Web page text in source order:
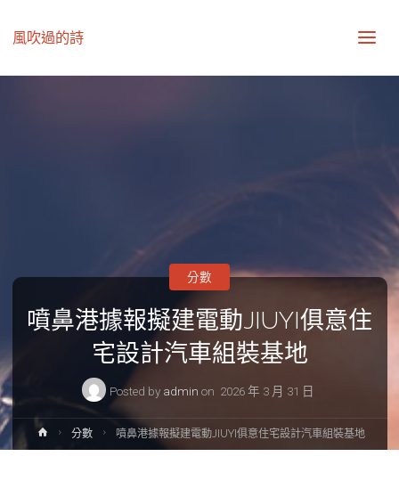
風吹過的詩
噴鼻港據報擬建電動JIUYI俱意住
宅設計汽車組裝基地
Posted by admin on 2026 年 3 月 31 日
分數
Home分數 噴鼻港據報擬建電動JIUYI俱意住宅設計汽車組裝基地